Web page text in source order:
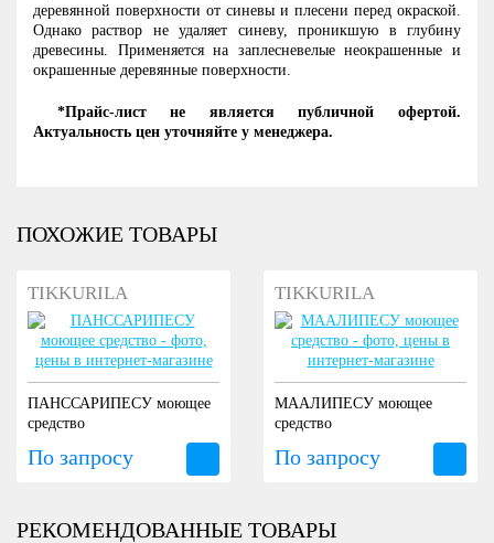
деревянной поверхности от синевы и плесени перед окраской.
Однако раствор не удаляет синеву, проникшую в глубину
древесины. Применяется на заплесневелые неокрашенные и
окрашенные деревянные поверхности.
*Прайс-лист не является публичной офертой.
Актуальность цен уточняйте у менеджера.
ПОХОЖИЕ ТОВАРЫ
TIKKURILA
ПАНССАРИПЕСУ моющее
средство
По запросу
TIKKURILA
МААЛИПЕСУ моющее
средство
По запросу
РЕКОМЕНДОВАННЫЕ ТОВАРЫ